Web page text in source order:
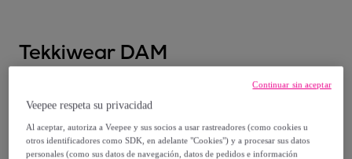
Tekkiwear DAM
Mando inalámbrico con sujección portable
móvil. Conexión bluetooth. Compatible con
Switch, Android, iOS y PC.
Modelo: Unica
Veepee respeta su privacidad
Al aceptar, autoriza a Veepee y sus socios a usar rastreadores (como cookies u
otros identificadores como SDK, en adelante "Cookies") y a procesar sus datos
personales (como sus datos de navegación, datos de pedidos e información
Continuar sin aceptar